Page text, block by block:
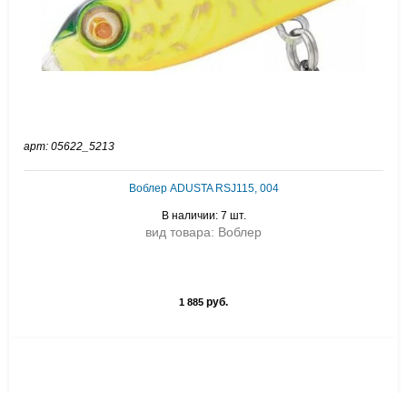
арт: 05622_5213
Воблер ADUSTA RSJ115, 004
В наличии: 7 шт.
вид товара: Воблер
1 885 руб.